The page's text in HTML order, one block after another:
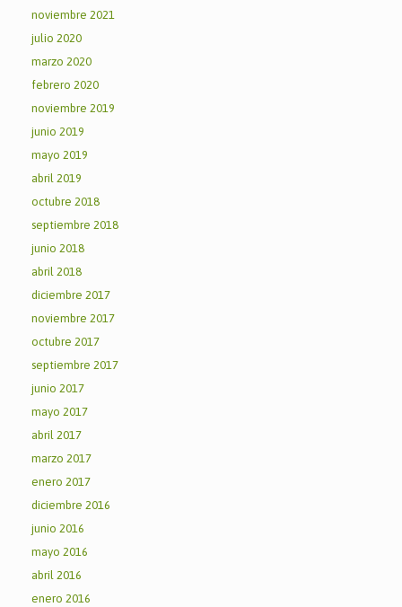
noviembre 2021
julio 2020
marzo 2020
febrero 2020
noviembre 2019
junio 2019
mayo 2019
abril 2019
octubre 2018
septiembre 2018
junio 2018
abril 2018
diciembre 2017
noviembre 2017
octubre 2017
septiembre 2017
junio 2017
mayo 2017
abril 2017
marzo 2017
enero 2017
diciembre 2016
junio 2016
mayo 2016
abril 2016
enero 2016